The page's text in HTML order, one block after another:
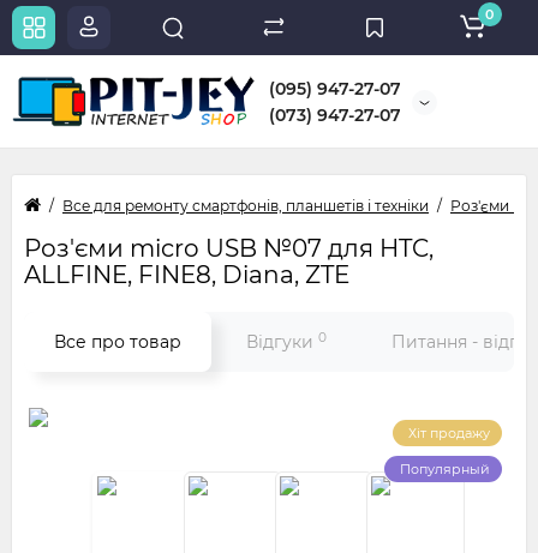
(095) 947-27-07
(073) 947-27-07
0
Все для ремонту смартфонів, планшетів і техніки Роз'єми
Роз'єми micro USB №07 для HTC,
ALLFINE, FINE8, Diana, ZTE
Все про товар Відгуки 0 Питання -
Хіт продажу
Популярный